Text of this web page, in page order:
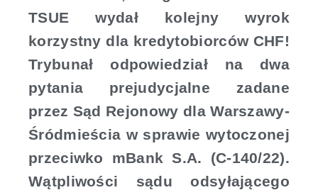
TSUE wydał kolejny wyrok
korzystny dla kredytobiorców CHF!
Trybunał odpowiedział na dwa
pytania prejudycjalne zadane
przez Sąd Rejonowy dla Warszawy-
Śródmieścia w sprawie wytoczonej
przeciwko mBank S.A. (C-140/22).
Wątpliwości sądu odsyłającego